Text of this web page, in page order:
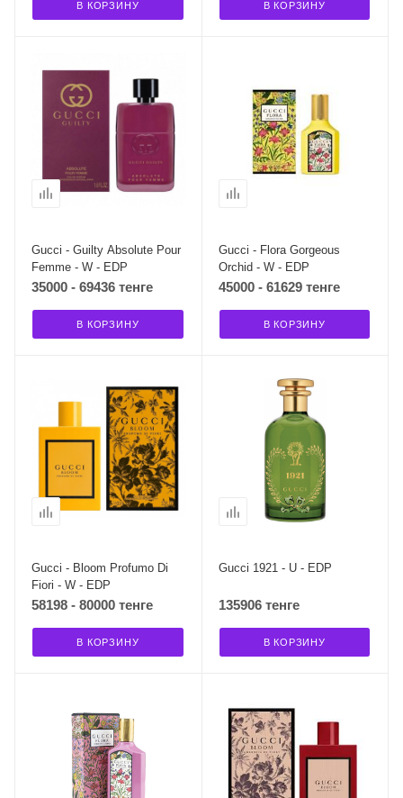
В КОРЗИНУ В КОРЗИНУ
Gucci - Guilty Absolute Pour
Femme - W - EDP
35000 - 69436 тенге
В КОРЗИНУ
Gucci - Flora Gorgeous
Orchid - W - EDP
45000 - 61629 тенге
В КОРЗИНУ
Gucci - Bloom Profumo Di
Fiori - W - EDP
58198 - 80000 тенге
В КОРЗИНУ
Gucci 1921 - U - EDP
135906 тенге
В КОРЗИНУ